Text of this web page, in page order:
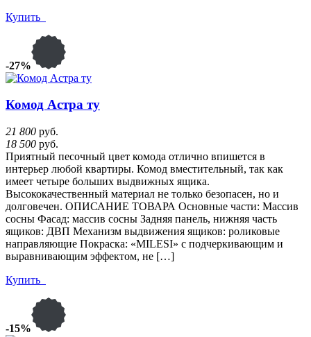
Купить
-27%
Комод Астра ту
21 800 руб.
18 500 руб.
Приятный песочный цвет комода отлично впишется в
интерьер любой квартиры. Комод вместительный, так как
имеет четыре больших выдвижных ящика.
Высококачественный материал не только безопасен, но и
долговечен. ОПИСАНИЕ ТОВАРА Основные части: Массив
сосны Фасад: массив сосны Задняя панель, нижняя часть
ящиков: ДВП Механизм выдвижения ящиков: роликовые
направляющие Покраска: «MILESI» с подчеркивающим и
выравнивающим эффектом, не […]
Купить
-15%